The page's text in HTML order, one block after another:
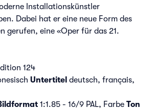
Installationskünstler
Dabei hat er eine neue Form des
gerufen, eine «Oper für das 21.
124
Untertitel deutsch, français,
1:1.85 - 16/9 PAL, Farbe Ton